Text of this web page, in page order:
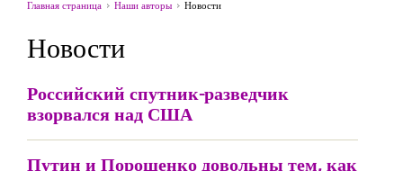
Главная страница Наши авторы Новости
Новости
Российский спутник-разведчик
взорвался над США
Путин и Порошенко довольны тем, как